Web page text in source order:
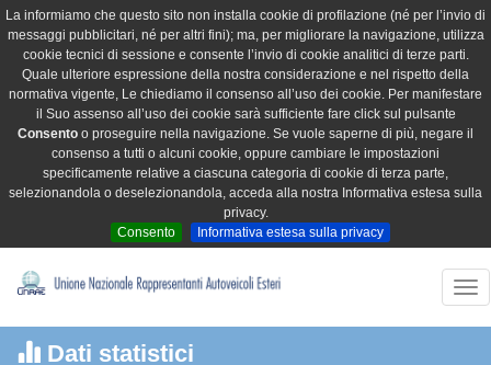
La informiamo che questo sito non installa cookie di profilazione (né per l’invio di
messaggi pubblicitari, né per altri fini); ma, per migliorare la navigazione, utilizza
cookie tecnici di sessione e consente l’invio di cookie analitici di terze parti.
Quale ulteriore espressione della nostra considerazione e nel rispetto della
normativa vigente, Le chiediamo il consenso all’uso dei cookie. Per manifestare
il Suo assenso all’uso dei cookie sarà sufficiente fare click sul pulsante
Consento o proseguire nella navigazione. Se vuole saperne di più, negare il
consenso a tutti o alcuni cookie, oppure cambiare le impostazioni
specificamente relative a ciascuna categoria di cookie di terza parte,
selezionandola o deselezionandola, acceda alla nostra Informativa estesa sulla
privacy.
Consento
Informativa estesa sulla privacy
Dati statistici